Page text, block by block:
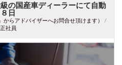
の国産車ディーラーにて自動
日
からアドバイザーへお問合せ頂けます） /
社員